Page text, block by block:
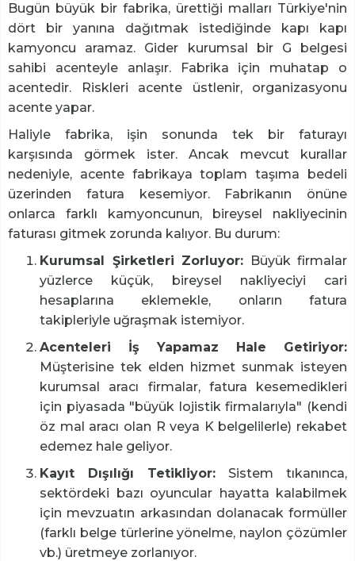
Bugün büyük bir fabrika, ürettiği malları Türkiye'nin
dört bir yanına dağıtmak istediğinde kapı kapı
kamyoncu aramaz. Gider kurumsal bir G belgesi
sahibi acenteyle anlaşır. Fabrika için muhatap o
acentedir. Riskleri acente üstlenir, organizasyonu
acente yapar.
Haliyle fabrika, işin sonunda tek bir faturayı
karşısında görmek ister. Ancak mevcut kurallar
nedeniyle, acente fabrikaya toplam taşıma bedeli
üzerinden fatura kesemiyor. Fabrikanın önüne
onlarca farklı kamyoncunun, bireysel nakliyecinin
faturası gitmek zorunda kalıyor. Bu durum:
Kurumsal Şirketleri Zorluyor: Büyük firmalar
yüzlerce küçük, bireysel nakliyeciyi cari
hesaplarına eklemekle, onların fatura
takipleriyle uğraşmak istemiyor.
Acenteleri İş Yapamaz Hale Getiriyor:
Müşterisine tek elden hizmet sunmak isteyen
kurumsal aracı firmalar, fatura kesemedikleri
için piyasada "büyük lojistik firmalarıyla" (kendi
öz mal aracı olan R veya K belgelilerle) rekabet
edemez hale geliyor.
Kayıt Dışılığı Tetikliyor: Sistem tıkanınca,
sektördeki bazı oyuncular hayatta kalabilmek
için mevzuatın arkasından dolanacak formüller
(farklı belge türlerine yönelme, naylon çözümler
vb.) üretmeye zorlanıyor.